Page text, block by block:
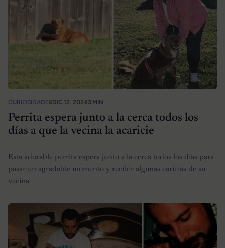
CURIOSIDADESDIC 12, 20243 MIN
Perrita espera junto a la cerca todos los
días a que la vecina la acaricie
Esta adorable perrita espera junto a la cerca todos los días para
pasar un agradable momento y recibir algunas caricias de su
vecina